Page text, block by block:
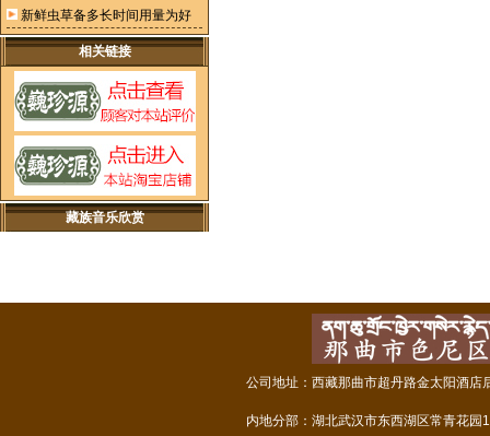
新鲜虫草备多长时间用量为好
相关链接
藏族音乐欣赏
公司地址：西藏那曲市超丹路金太阳酒
内地分部：湖北武汉市东西湖区常青